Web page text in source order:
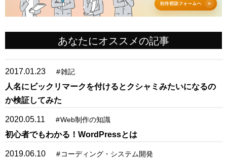
あなたにオススメの記事
2017.01.23 #雑記
人名にビックリマークを付けるとクシャミみたいになるの
か検証してみた
2020.05.11 #Web制作の知識
初心者でもわかる！WordPressとは
2019.06.10 #コーディング・システム開発